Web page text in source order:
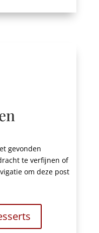
gevonden
te verfijnen of
om deze post